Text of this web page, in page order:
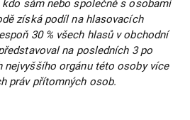
sám nebo společně s osobami
získá podíl na hlasovacích
30 % všech hlasů v obchodní
na posledních 3 po
nejvyššího orgánu této osoby více
práv přítomných osob.